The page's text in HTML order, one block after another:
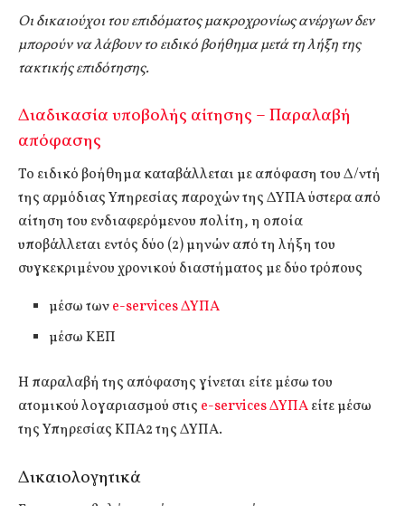
Οι δικαιούχοι του επιδόματος μακροχρονίως ανέργων δεν
μπορούν να λάβουν το ειδικό βοήθημα μετά τη λήξη της
τακτικής επιδότησης.
Διαδικασία υποβολής αίτησης – Παραλαβή
απόφασης
Το ειδικό βοήθημα καταβάλλεται με απόφαση του Δ/ντή
της αρμόδιας Υπηρεσίας παροχών της ΔΥΠΑ ύστερα από
αίτηση του ενδιαφερόμενου πολίτη, η οποία
υποβάλλεται εντός δύο (2) μηνών από τη λήξη του
συγκεκριμένου χρονικού διαστήματος με δύο τρόπους
μέσω τωνe-services ΔΥΠΑ
μέσω ΚΕΠ
Η παραλαβή της απόφασης γίνεται είτε μέσω του
ατομικού λογαριασμού στις e-services ΔΥΠΑείτε μέσω
της Υπηρεσίας ΚΠΑ2 της ΔΥΠΑ.
Δικαιολογητικά